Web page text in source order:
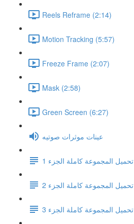
Reels Reframe (2:14)
Motion Tracking (5:57)
Freeze Frame (2:07)
Mask (2:58)
Green Screen (6:27)
عينات موثرات صوتيه
تحميل المجموعة كاملة الجزء 1
تحميل المجموعة كاملة الجزء 2
تحميل المجموعة كاملة الجزء 3